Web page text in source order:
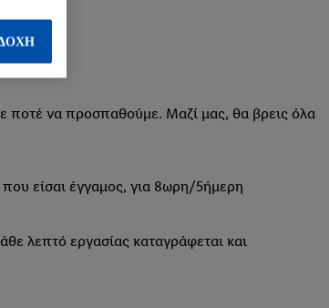
ποτέ να προσπαθούμε. Μαζί μας, θα βρεις όλα
είσαι έγγαμος, για 8ωρη/5ήμερη
λεπτό εργασίας καταγράφεται και